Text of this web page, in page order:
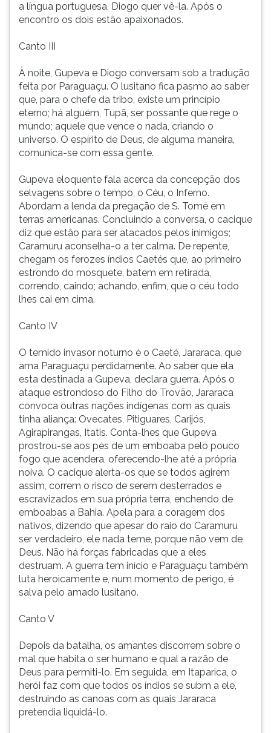
a língua portuguesa, Diogo quer vê-la. Após o
encontro os dois estão apaixonados.
Canto III
À noite, Gupeva e Diogo conversam sob a tradução
feita por Paraguaçu. O lusitano fica pasmo ao saber
que, para o chefe da tribo, existe um princípio
eterno; há alguém, Tupã, ser possante que rege o
mundo; aquele que vence o nada, criando o
universo. O espírito de Deus, de alguma maneira,
comunica-se com essa gente.
Gupeva eloquente fala acerca da concepção dos
selvagens sobre o tempo, o Céu, o Inferno.
Abordam a lenda da pregação de S. Tomé em
terras americanas. Concluindo a conversa, o cacique
diz que estão para ser atacados pelos inimigos;
Caramuru aconselha-o a ter calma. De repente,
chegam os ferozes índios Caetés que, ao primeiro
estrondo do mosquete, batem em retirada,
correndo, caindo; achando, enfim, que o céu todo
lhes cai em cima.
Canto IV
O temido invasor noturno é o Caeté, Jararaca, que
ama Paraguaçu perdidamente. Ao saber que ela
esta destinada a Gupeva, declara guerra. Após o
ataque estrondoso do Filho do Trovão, Jararaca
convoca outras nações indígenas com as quais
tinha aliança: Ovecates, Pitiguares, Carijós,
Agirapirangas, Itatis. Conta-lhes que Gupeva
prostrou-se aos pés de um emboaba pelo pouco
fogo que acendera, oferecendo-lhe até a própria
noiva. O cacique alerta-os que se todos agirem
assim, correm o risco de serem desterrados e
escravizados em sua própria terra, enchendo de
emboabas a Bahia. Apela para a coragem dos
nativos, dizendo que apesar do raio do Caramuru
ser verdadeiro, ele nada teme, porque não vem de
Deus. Não há forças fabricadas que a eles
destruam. A guerra tem início e Paraguaçu também
luta heroicamente e, num momento de perigo, é
salva pelo amado lusitano.
Canto V
Depois da batalha, os amantes discorrem sobre o
mal que habita o ser humano e qual a razão de
Deus para permiti-lo. Em seguida, em Itaparica, o
herói faz com que todos os índios se subm a ele,
destruindo as canoas com as quais Jararaca
pretendia liquidá-lo.